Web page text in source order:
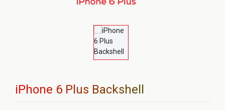
iPhone 6 Plus Backshell